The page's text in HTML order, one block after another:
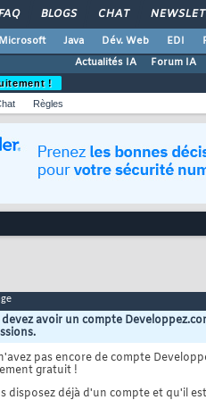
BLOGS CHAT
Microsoft Java Dév. Web EDI
Actualités IA
Forum IA
!
Règles
devez avoir un compte
pas encore de compte
gratuit !
disposez déjà d'un compte et qu'il